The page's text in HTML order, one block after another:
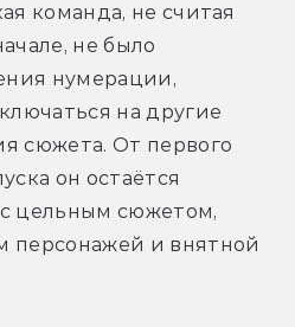
команда, не считая
не было
нумерации,
на другие
сюжета. От первого
он остаётся
цельным сюжетом,
персонажей и внятной